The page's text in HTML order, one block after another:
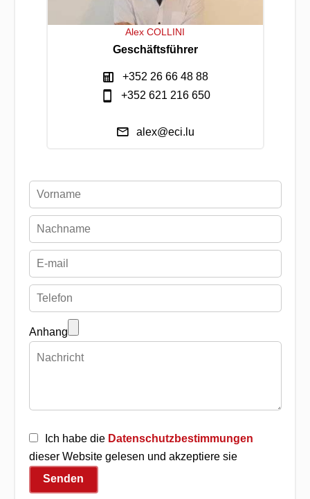
Alex COLLINI
Geschäftsführer
+352 26 66 48 88
+352 621 216 650
alex@eci.lu
Anhang
Ich habe die Datenschutzbestimmungen
dieser Website gelesen und akzeptiere sie
Senden